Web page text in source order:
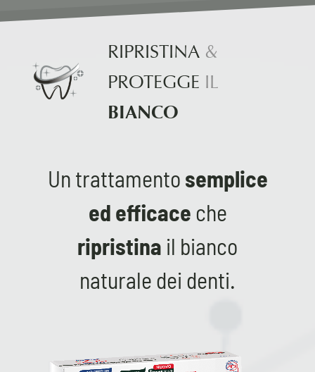
RIPRISTINA&
PROTEGGE IL
BIANCO
Un trattamento semplice
ed efficace che
ripristina il bianco
naturale dei denti.